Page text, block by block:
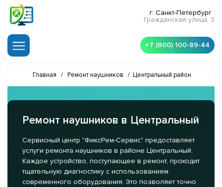
г. Санкт-Петербург
Гражданская улица, 3
+7 (800) 100-89-44
Главная / Ремонт наушников / Центральный район
Ремонт наушников в Центральный
Сервисный центр "ФиксРем-Сервис" предоставляет
услуги ремонта наушников в районе Центральный.
Каждое устройство, поступающее в ремонт, проходит
тщательную диагностику с использованием
современного оборудования. Это позволяет точно